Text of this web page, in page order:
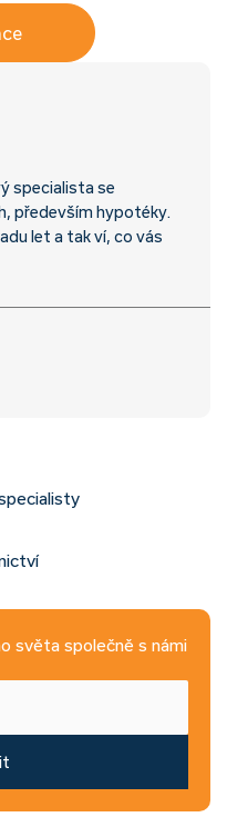
specialista se
především hypotéky.
let a tak ví, co vás
světa společně s námi